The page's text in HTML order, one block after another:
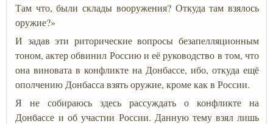
Там что, были склады вооружения? Откуда там взялось
оружие?»
И задав эти риторические вопросы безапелляционным
тоном, актер обвинил Россию и её руководство в том, что
она виновата в конфликте на Донбассе, ибо, откуда ещё
ополчению Донбасса взять оружие, кроме как в России.
Я не собираюсь здесь рассуждать о конфликте на
Донбассе и об участии России. Данную тему взял лишь